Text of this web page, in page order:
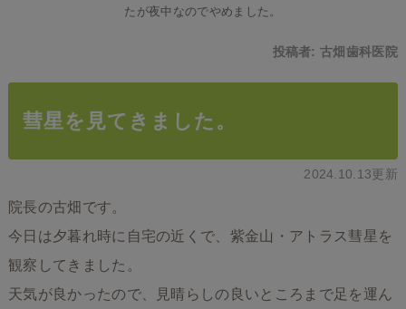
たが夜中なのでやめました。
投稿者:古畑歯科医院
彗星を見てきました。
2024.10.13更新
院長の古畑です。
今日は夕暮れ時に自宅の近くで、紫金山・アトラス彗星を
観察してきました。
天気が良かったので、見晴らしの良いところまで足を運ん